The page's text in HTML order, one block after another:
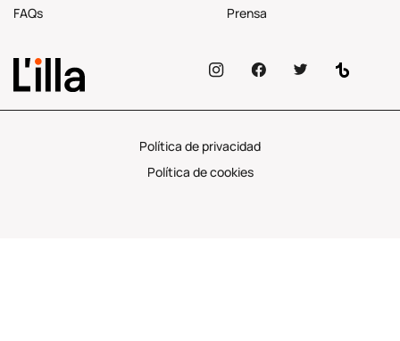
FAQs Prensa
Política de privacidad
Política de cookies